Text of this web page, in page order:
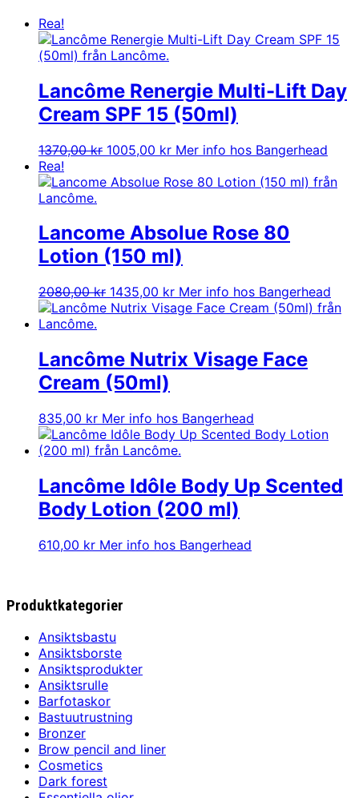
Rea!
Lancôme Renergie Multi-Lift Day
Cream SPF 15 (50ml)
1370,00kr Det
priset
1005,00 krDet
priset
Mer info hos Bangerhead
Rea!
Lancome Absolue Rose 80
Lotion (150 ml)
2080,00kr Det
ursprungliga
2080,00 kr.
1435,00 krDet
nuvarande
1435,00 kr.
Mer info hos Bangerhead
Lancôme Nutrix Visage Face
Cream (50ml)
835,00 kr Mer info hos Bangerhead
Lancôme Idôle Body Up Scented
Body Lotion (200 ml)
610,00 kr Mer info hos Bangerhead
Produktkategorier
Ansiktsbastu
Ansiktsborste
Ansiktsprodukter
Ansiktsrulle
Barfotaskor
Bastuutrustning
Bronzer
Brow pencil and liner
Cosmetics
Dark forest